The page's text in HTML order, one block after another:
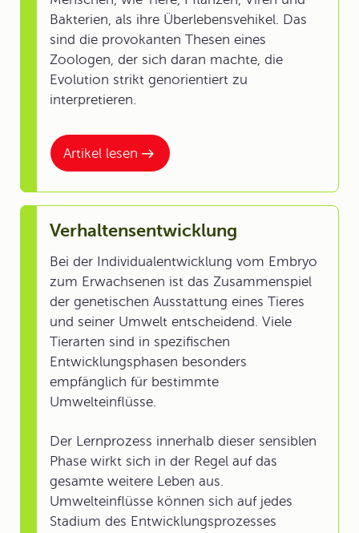
Artikel lesen
Bakterien, als ihre Überlebensvehikel. Das
sind die provokanten Thesen eines
Zoologen, der sich daran machte, die
Evolution strikt genorientiert zu
interpretieren.
Verhaltensentwicklung
Bei der Individualentwicklung vom Embryo
zum Erwachsenen ist das Zusammenspiel
der genetischen Ausstattung eines Tieres
und seiner Umwelt entscheidend. Viele
Tierarten sind in spezifischen
Entwicklungsphasen besonders
empfänglich für bestimmte
Umwelteinflüsse.
Der Lernprozess innerhalb dieser sensiblen
Phase wirkt sich in der Regel auf das
gesamte weitere Leben aus.
Umwelteinflüsse können sich auf jedes
Stadium des Entwicklungsprozesses